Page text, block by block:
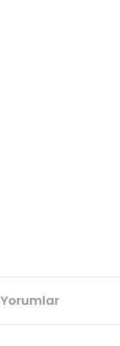
Yorumlar